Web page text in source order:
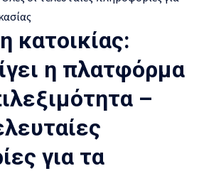
κατοικίας:
η πλατφόρμα
–
για τα